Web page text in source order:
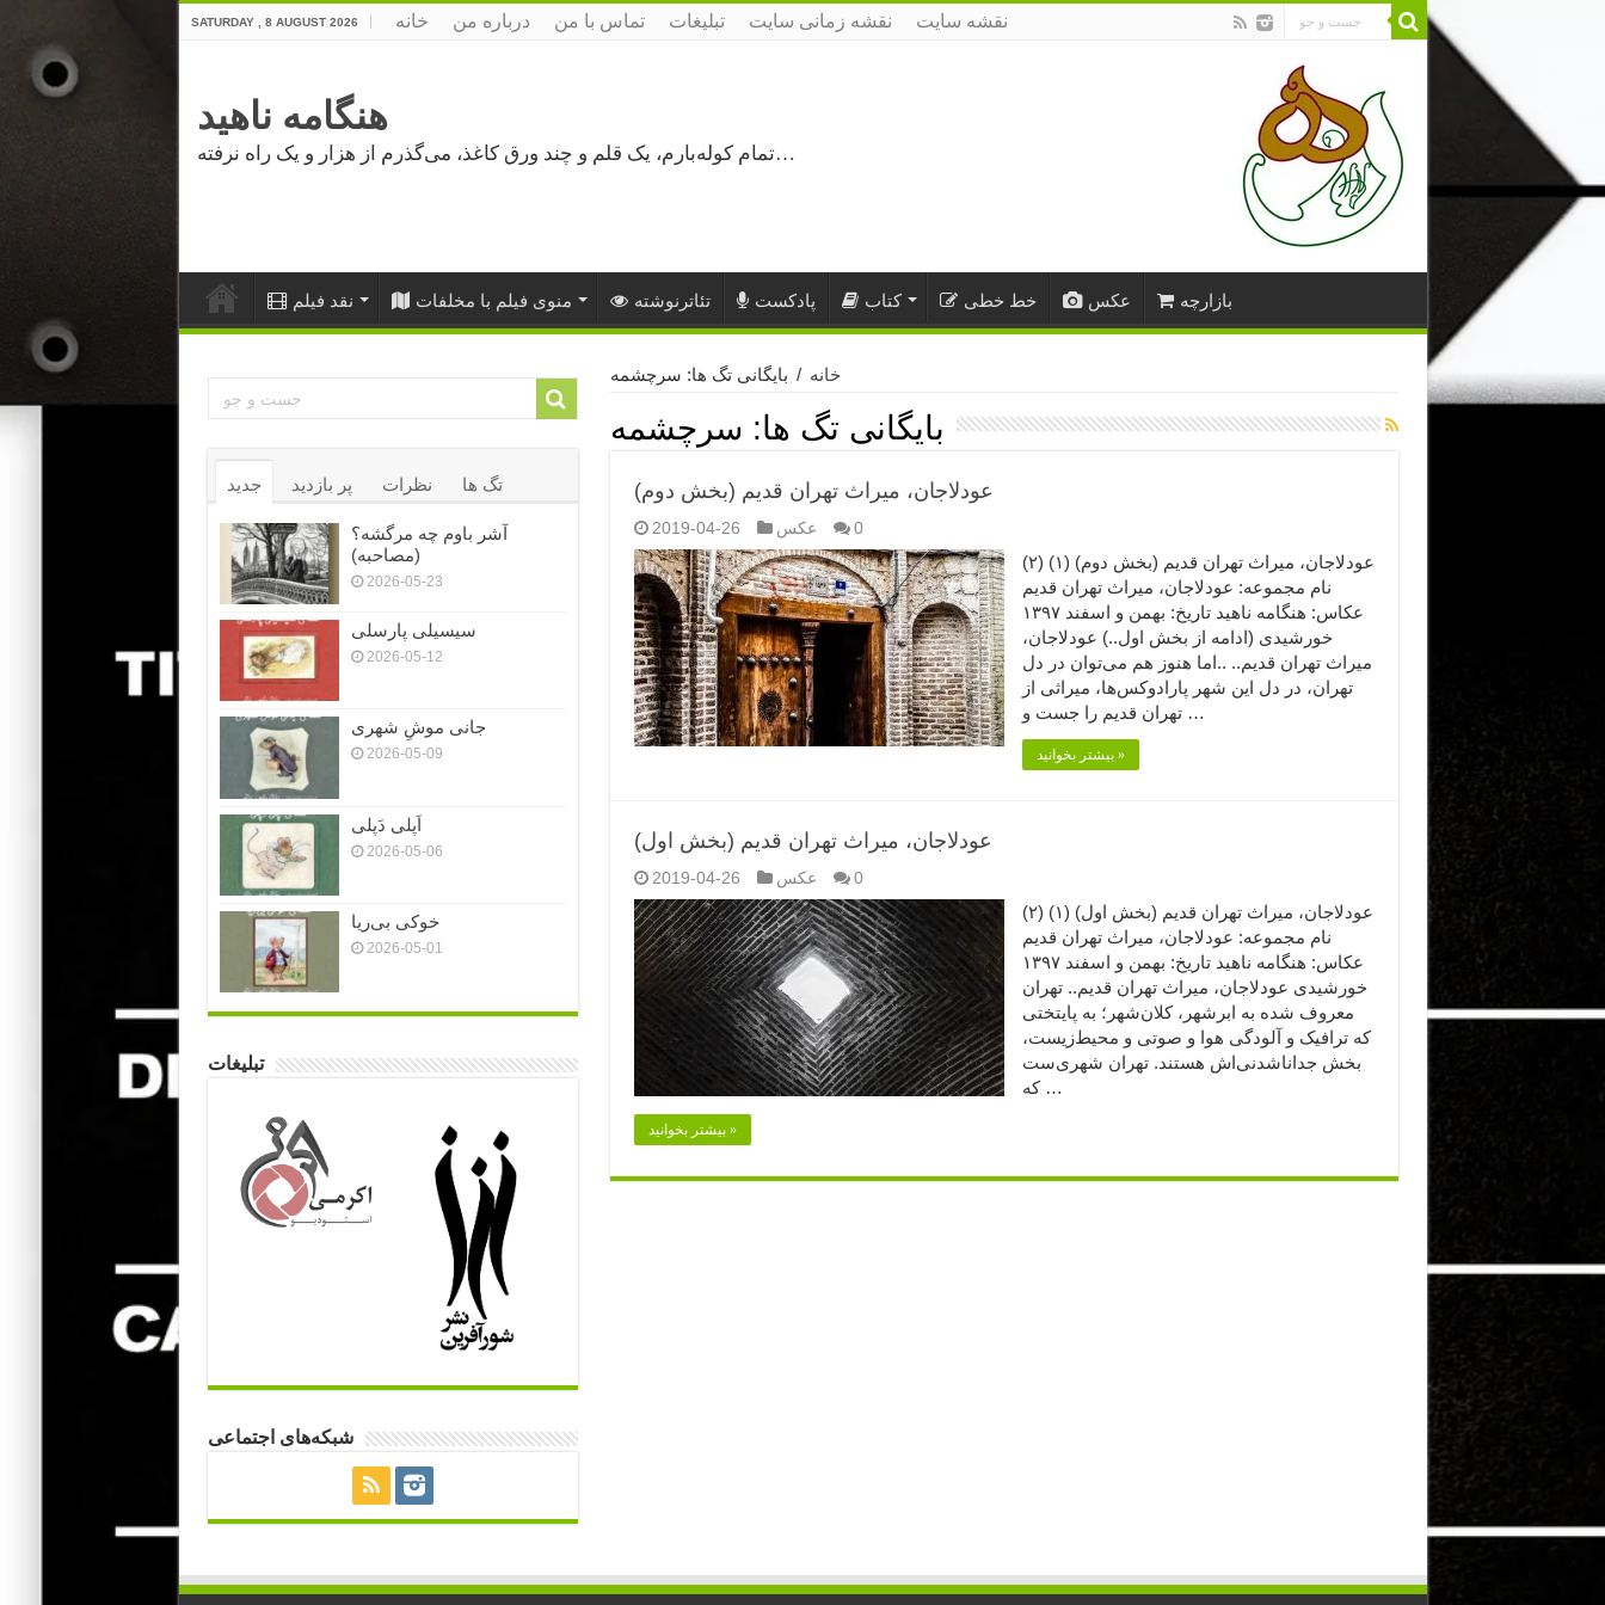
SATURDAY , 8 AUGUST 2026 خانه درباره من تماس با من تبلیغات نقشه زمانی سایت نقشه سایت
هنگامه ناهید
تمام کوله‌بارم، یک قلم و چند ورق کاغذ، می‌گذرم از هزار و یک راه نرفته…
نقد فیلم منوی فیلم با مخلفات تئاترنوشته پادکست کتاب خط خطی عکس بازارچه
خانه / بایگانی تگ ها: سرچشمه
بایگانی تگ ها: سرچشمه
عودلاجان، میراث تهران قدیم (بخش دوم)
2019-04-26 عکس 0
عودلاجان، میراث تهران قدیم (بخش دوم) (۱) (۲)
نام مجموعه: عودلاجان، میراث تهران قدیم
عکاس: هنگامه ناهید تاریخ: بهمن و اسفند ۱۳۹۷
خورشیدی (ادامه از بخش اول..) عودلاجان،
میراث تهران قدیم.. ..اما هنوز هم می‌توان در دل
تهران، در دل این شهر پارادوکس‌ها، میراثی از
تهران قدیم را جست و …
بیشتر بخوانید »
عودلاجان، میراث تهران قدیم (بخش اول)
2019-04-26 عکس 0
عودلاجان، میراث تهران قدیم (بخش اول) (۱) (۲)
نام مجموعه: عودلاجان، میراث تهران قدیم
عکاس: هنگامه ناهید تاریخ: بهمن و اسفند ۱۳۹۷
خورشیدی عودلاجان، میراث تهران قدیم.. تهران
معروف شده به ابرشهر، کلان‌شهر؛ به پایتختی
که ترافیک و آلودگی هوا و صوتی و محیط‌زیست،
بخش جداناشدنی‌اش هستند. تهران شهری‌ست
که …
بیشتر بخوانید »
جدید پر بازدید نظرات تگ ها
آشر باوم چه مرگشه؟
(مصاحبه)
2026-05-23
سیسیلی پارسلی
2026-05-12
جانی موشِ شهری
2026-05-09
اَپلی دَپلی
2026-05-06
خوکی بی‌ریا
2026-05-01
تبلیغات
شبکه‌های اجتماعی